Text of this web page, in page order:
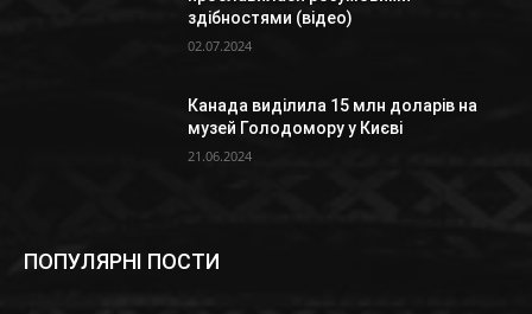
здібностями (відео)
02.07.2024
Канада виділила 15 млн доларів на
музей Голодомору у Києві
21.06.2024
ПОПУЛЯРНІ ПОСТИ